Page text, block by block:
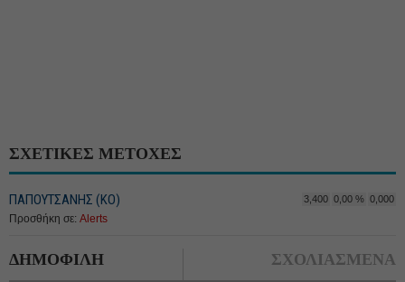
ΣΧΕΤΙΚΕΣ ΜΕΤΟΧΕΣ
ΠΑΠΟΥΤΣΑΝΗΣ (ΚΟ) 3,400 0,00 % 0,000
Προσθήκη σε: Alerts
ΔΗΜΟΦΙΛΗ ΣΧΟΛΙΑΣΜΕΝΑ